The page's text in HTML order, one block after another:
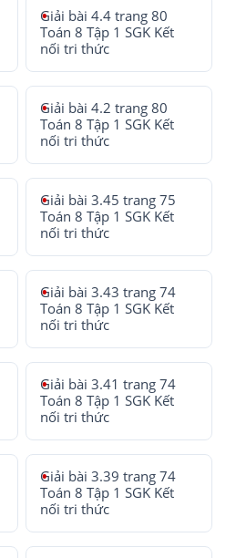
Giải bài 4.4 trang 80
Toán 8 Tập 1 SGK Kết
nối tri thức
Giải bài 4.2 trang 80
Toán 8 Tập 1 SGK Kết
nối tri thức
Giải bài 3.45 trang 75
Toán 8 Tập 1 SGK Kết
nối tri thức
Giải bài 3.43 trang 74
Toán 8 Tập 1 SGK Kết
nối tri thức
Giải bài 3.41 trang 74
Toán 8 Tập 1 SGK Kết
nối tri thức
Giải bài 3.39 trang 74
Toán 8 Tập 1 SGK Kết
nối tri thức